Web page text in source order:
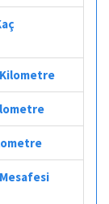
Kilometre